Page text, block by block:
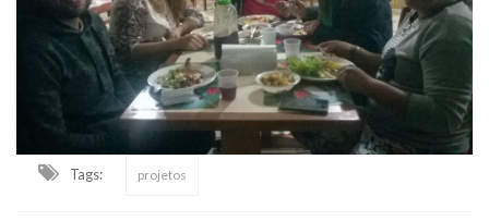
Tags: projetos